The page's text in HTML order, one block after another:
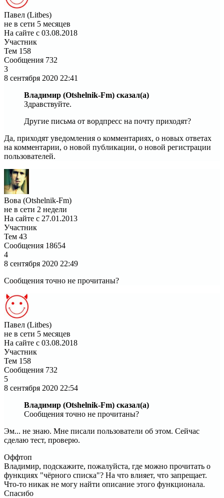
Павел (Litbes)
не в сети 5 месяцев
На сайте с 03.08.2018
Участник
Тем 158
Сообщения 732
3
8 сентября 2020 22:41
Владимир (Otshelnik-Fm) сказал(а)
Здравствуйте.
Другие письма от вордпресс на почту приходят?
Да, приходят уведомления о комментариях, о новых ответах
на комментарии, о новой публикации, о новой регистрации
пользователей.
Вова (Otshelnik-Fm)
не в сети 2 недели
На сайте с 27.01.2013
Участник
Тем 43
Сообщения 18654
4
8 сентября 2020 22:49
Сообщения точно не прочитаны?
Павел (Litbes)
не в сети 5 месяцев
На сайте с 03.08.2018
Участник
Тем 158
Сообщения 732
5
8 сентября 2020 22:54
Владимир (Otshelnik-Fm) сказал(а)
Сообщения точно не прочитаны?
Эм... не знаю. Мне писали пользователи об этом. Сейчас
сделаю тест, проверю.
Оффтоп
Владимир, подскажите, пожалуйста, где можно прочитать о
функциях "чёрного списка"? На что влияет, что запрещает.
Что-то никак не могу найти описание этого функционала.
Спасибо